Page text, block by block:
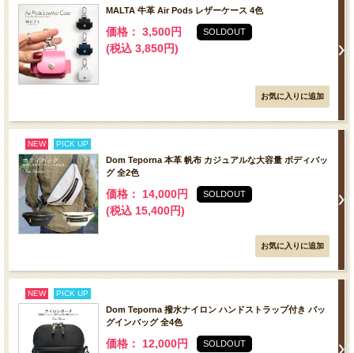
MALTA 牛革 Air Pods レザーケース 4色
価格： 3,500円
(税込 3,850円)
SOLDOUT
NEW PICK UP
Dom Teporna 本革 帆布 カジュアルな大容量 ボディバッ
グ 全2色
価格： 14,000円
(税込 15,400円)
SOLDOUT
NEW PICK UP
Dom Teporna 撥水ナイロン ハンドストラップ付き バッ
グインバッグ 全4色
価格： 12,000円
SOLDOUT